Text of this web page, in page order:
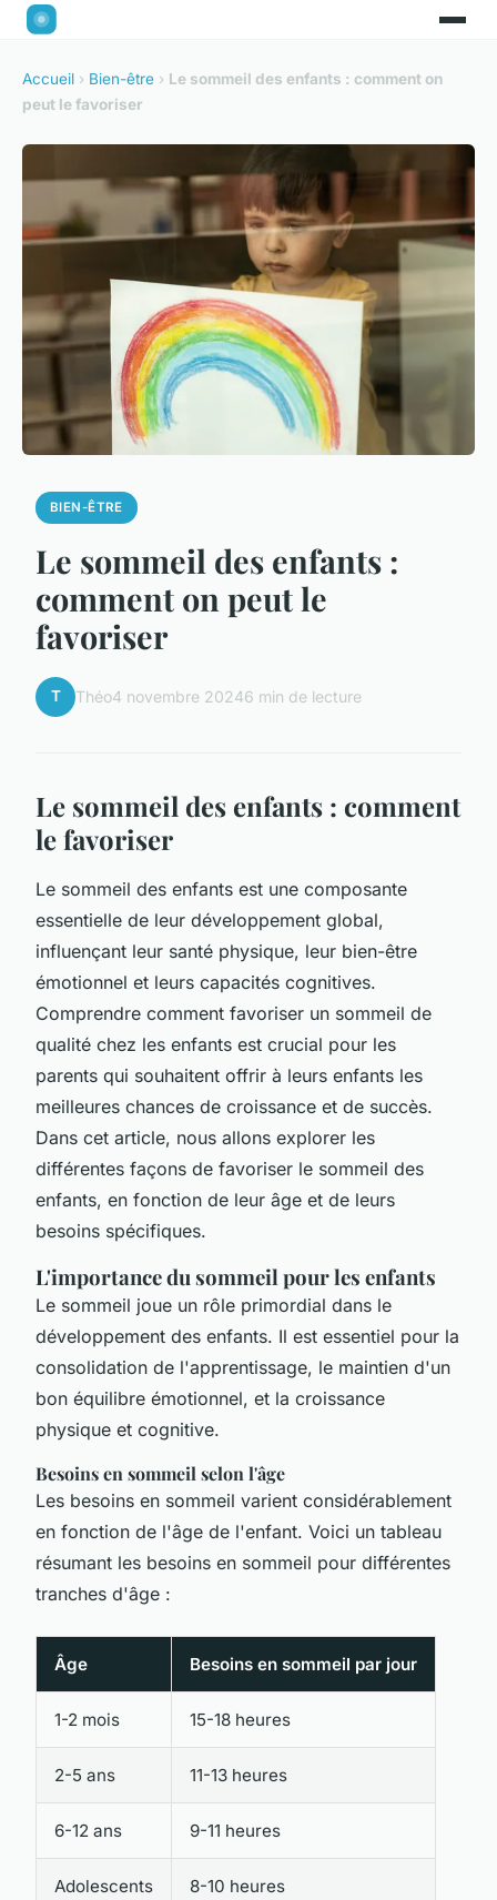
Accueil › Bien-être › Le sommeil des enfants : comment on
peut le favoriser
BIEN-ÊTRE
Le sommeil des enfants :
comment on peut le
favoriser
T Théo4 novembre 20246 min de lecture
Le sommeil des enfants : comment
le favoriser
Le sommeil des enfants est une composante
essentielle de leur développement global,
influençant leur santé physique, leur bien-être
émotionnel et leurs capacités cognitives.
Comprendre comment favoriser un sommeil de
qualité chez les enfants est crucial pour les
parents qui souhaitent offrir à leurs enfants les
meilleures chances de croissance et de succès.
Dans cet article, nous allons explorer les
différentes façons de favoriser le sommeil des
enfants, en fonction de leur âge et de leurs
besoins spécifiques.
L'importance du sommeil pour les enfants
Le sommeil joue un rôle primordial dans le
développement des enfants. Il est essentiel pour la
consolidation de l'apprentissage, le maintien d'un
bon équilibre émotionnel, et la croissance
physique et cognitive.
Besoins en sommeil selon l'âge
Les besoins en sommeil varient considérablement
en fonction de l'âge de l'enfant. Voici un tableau
résumant les besoins en sommeil pour différentes
tranches d'âge :
Âge Besoins en sommeil par jour
1-2 mois 15-18 heures
2-5 ans 11-13 heures
6-12 ans 9-11 heures
Adolescents 8-10 heures